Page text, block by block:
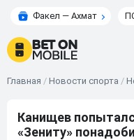
Факел — Ахмат
Главная / Новости спорта /
Канищев
«Зениту»